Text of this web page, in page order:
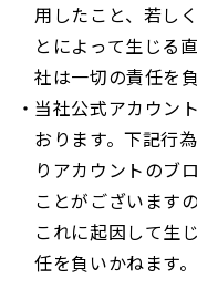
用したこと、若し
とによって生じる
社は一切の責任を
当社公式アカウン
おります。下記行
りアカウントのブ
ことがございます
これに起因して生
任を負いかねます。